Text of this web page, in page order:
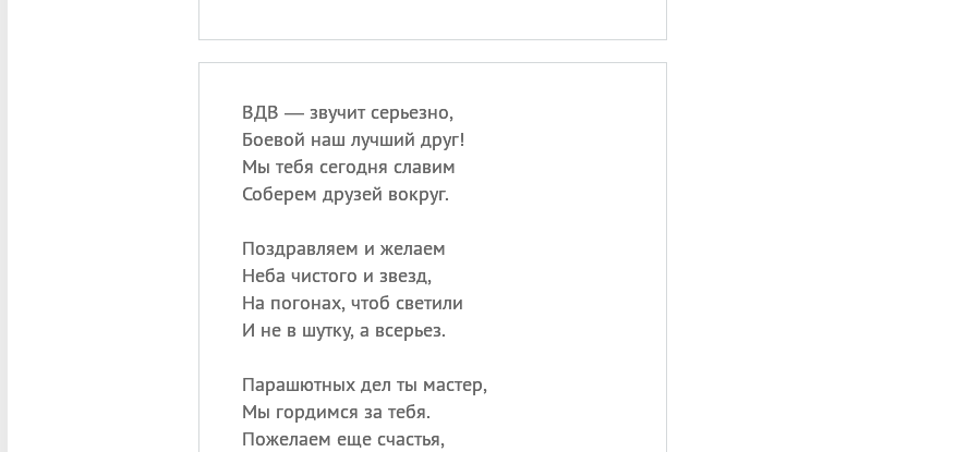
ВДВ — звучит серьезно,
Боевой наш лучший друг!
Мы тебя сегодня славим
Соберем друзей вокруг.
Поздравляем и желаем
Неба чистого и звезд,
На погонах, чтоб светили
И не в шутку, а всерьез.
Парашютных дел ты мастер,
Мы гордимся за тебя.
Пожелаем еще счастья,